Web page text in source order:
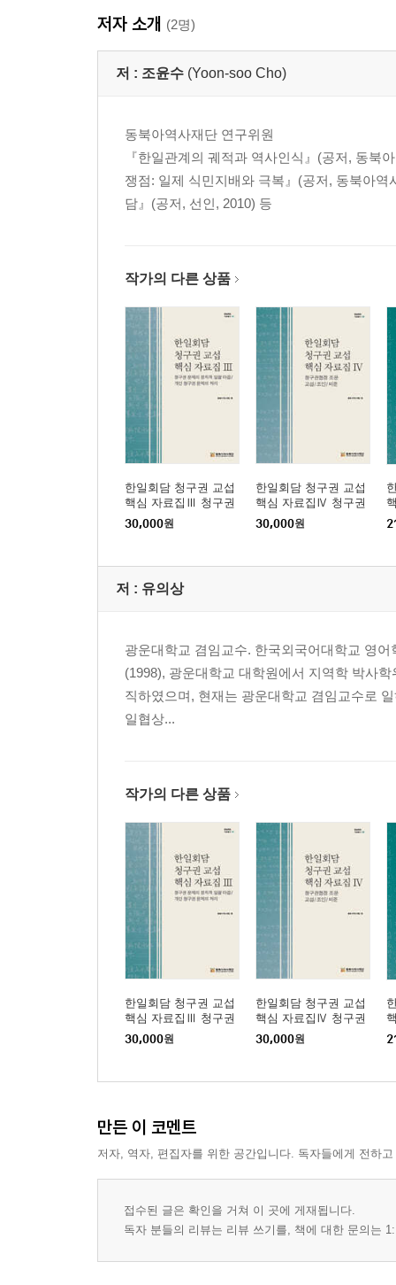
이동원 외무부 장관 일본 방문(III), 1965
기본관계에 관한 조약[등], V. 3, 비준서 교환,
한일 간의 기본관계에 관한 조약[등], V. 4, 국내 조
한일 간의 문화재 및 문화협력에 관한 협정 서명
한일 간의 문화재 및 문화협력에 관한 협정 서명
저자 소개 (2명)
저 : 조윤수 (Yoon-soo Cho)
동북아역사재단 연구위원
『한일관계의 궤적과 역사인식』(공저, 동북
쟁점: 일제 식민지배와 극복』(공저, 동북아
담』(공저, 선인, 2010) 등
작가의 다른 상품
한일회담 청구권 교섭
핵심 자료집Ⅲ 청구권
문제의 일괄 타결 방식
합의/개인 청구권 문제
30,000원
한일회담 청구권 교섭
핵심 자료집Ⅳ 청구권
협정 조문 교섭/조인/비
준
30,000원
저 : 유의상
광운대학교 겸임교수. 한국외국어대학교 영
(1998), 광운대학교 대학원에서 지역학 박사
직하였으며, 현재는 광운대학교 겸임교수로
일협상...
작가의 다른 상품
한일회담 청구권 교섭
핵심 자료집Ⅲ 청구권
문제의 일괄 타결 방식
합의/개인 청구권 문제
30,000원
한일회담 청구권 교섭
핵심 자료집Ⅳ 청구권
협정 조문 교섭/조인/비
준
30,000원
만든 이 코멘트
저자, 역자, 편집자를 위한 공간입니다. 독자들에게 전하
접수된 글은 확인을 거쳐 이 곳에 게재됩니다.
독자 분들의 리뷰는 리뷰 쓰기를, 책에 대한 문의는